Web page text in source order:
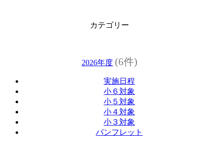
カテゴリー
2026年度 (6件)
実施日程
小６対象
小５対象
小４対象
小３対象
パンフレット